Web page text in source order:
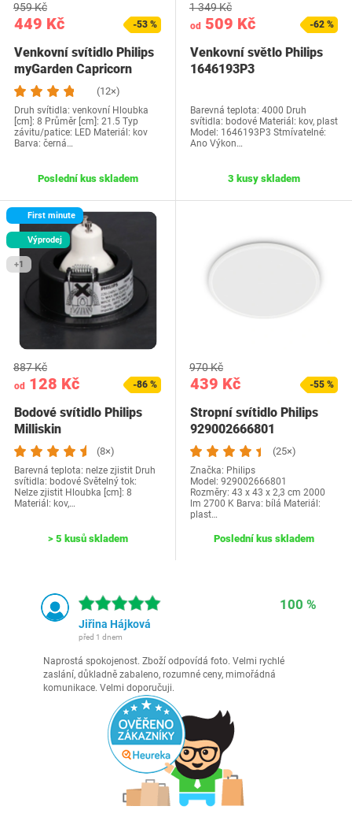
449 Kč
959 Kč
-53 %
Venkovní svítidlo Philips
myGarden Capricorn
(12×)
Druh svítidla: venkovní Hloubka
[cm]: 8 Průměr [cm]: 21.5 Typ
závitu/patice: LED Materiál: kov
Barva: černá…
Poslední kus skladem
od 509 Kč
1 349 Kč
-62 %
Venkovní světlo Philips
1646193P3
Barevná teplota: 4000 Druh
svítidla: bodové Materiál: kov, plast
Model: ‎1646193P3 Stmívatelné:
Ano Výkon…
3 kusy skladem
First minute
Výprodej
+1
od 128 Kč
887 Kč
-86 %
Bodové svítidlo Philips
Milliskin
(8×)
Barevná teplota: nelze zjistit Druh
svítidla: bodové Světelný tok:
Nelze zjistit Hloubka [cm]: 8
Materiál: kov,…
> 5 kusů skladem
439 Kč
970 Kč
-55 %
Stropní svítidlo Philips
929002666801
(25×)
Značka: Philips
Model: 929002666801
Rozměry: ‎43 x 43 x 2,3 cm 2000
lm 2700 K Barva: bílá Materiál:
plast…
Poslední kus skladem
100 %
Jiřina Hájková
před 1 dnem
Naprostá spokojenost. Zboží odpovídá foto. Velmi rychlé
zaslání, důkladně zabaleno, rozumné ceny, mimořádná
komunikace. Velmi doporučuji.